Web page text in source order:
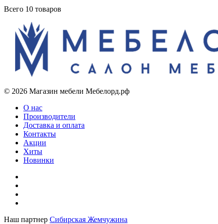
Всего 10 товаров
© 2026 Магазин мебели Мебелорд.рф
О нас
Производители
Доставка и оплата
Контакты
Акции
Хиты
Новинки
Наш партнер Сибирская Жемчужина